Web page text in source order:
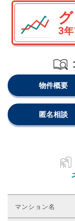
3
物件概要
匿名相談
マンション名